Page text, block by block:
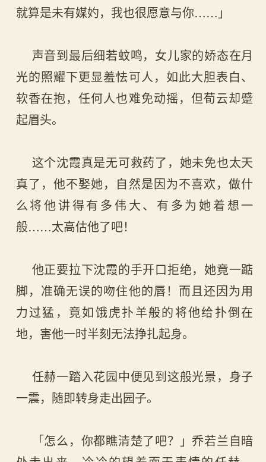
就算是未有媒妁，我也很愿意与你……」
声音到最后细若蚊鸣，女儿家的娇态在月
光的照耀下更显羞怯可人，如此大胆表白、
软香在抱，任何人也难免动摇，但荀云却蹙
起眉头。
这个沈霞真是无可救药了，她未免也太天
真了，他不娶她，自然是因为不喜欢，做什
么将他讲得有多伟大、有多为她着想一
般……太高估他了吧！
他正要拉下沈霞的手开口拒绝，她竟一踮
脚，准确无误的吻住他的唇！而且还因为用
力过猛，竟如饿虎扑羊般的将他给扑倒在
地，害他一时半刻无法挣扎起身。
任赫一踏入花园中便见到这般光景，身子
一震，随即转身走出园子。
「怎么，你都瞧清楚了吧？」乔若兰自暗